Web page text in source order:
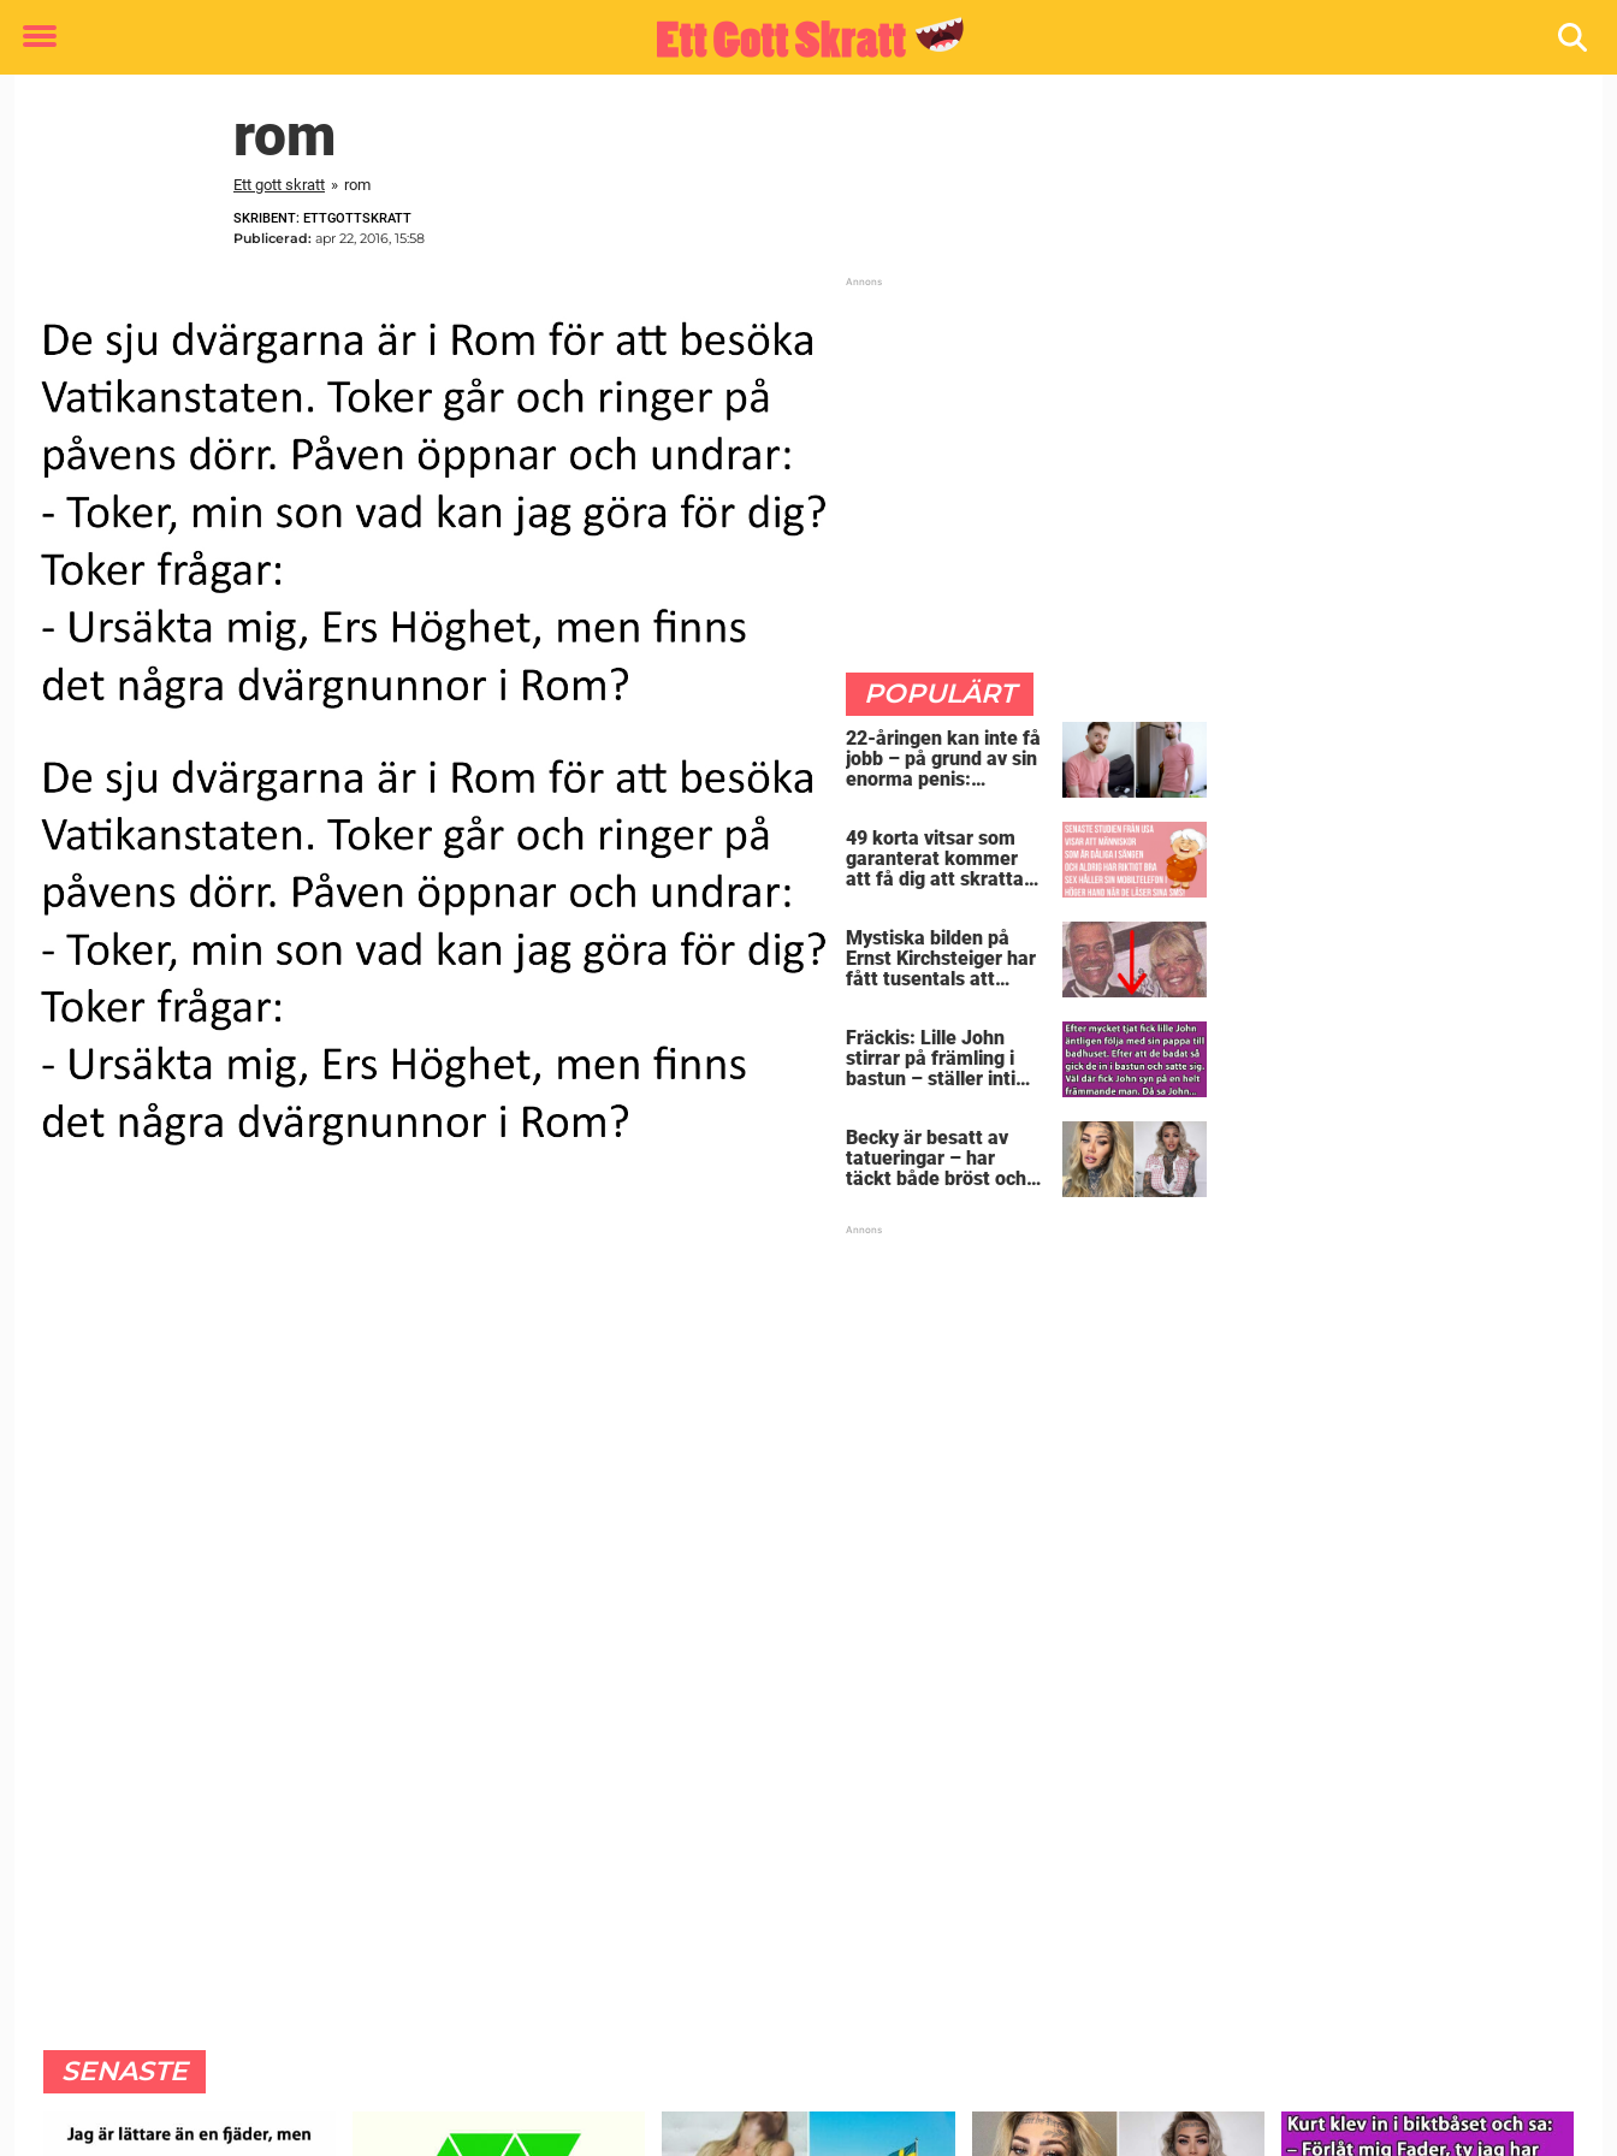
Toggle
rom
Ett gott skratt » rom
SKRIBENT: ETTGOTTSKRATT
Publicerad: apr 22, 2016, 15:58
POPULÄRT
22-åringen kan inte få
jobb – på grund av sin
enorma penis:
49 korta vitsar som
garanterat kommer
att få dig att skratta
Mystiska bilden på
Ernst Kirchsteiger har
fått tusentals att
Fräckis: Lille John
stirrar på främling i
bastun – ställer intim
Becky är besatt av
tatueringar – har
täckt både bröst och
SENASTE